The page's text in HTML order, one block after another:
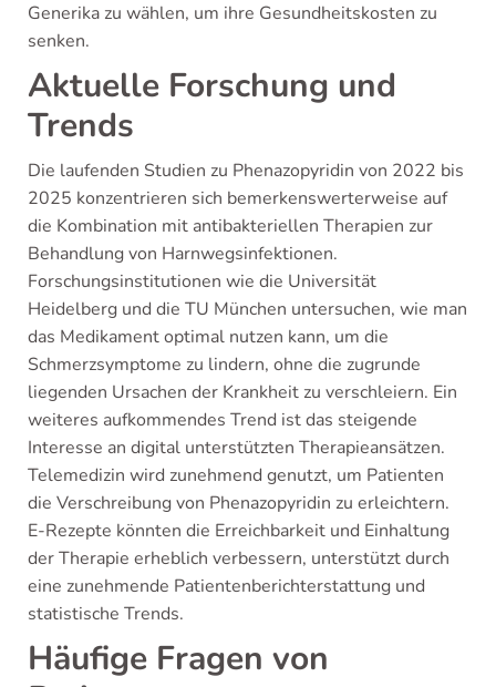
Generika zu wählen, um ihre Gesundheitskosten zu
senken.
Aktuelle Forschung und
Trends
Die laufenden Studien zu Phenazopyridin von 2022 bis
2025 konzentrieren sich bemerkenswerterweise auf
die Kombination mit antibakteriellen Therapien zur
Behandlung von Harnwegsinfektionen.
Forschungsinstitutionen wie die Universität
Heidelberg und die TU München untersuchen, wie man
das Medikament optimal nutzen kann, um die
Schmerzsymptome zu lindern, ohne die zugrunde
liegenden Ursachen der Krankheit zu verschleiern. Ein
weiteres aufkommendes Trend ist das steigende
Interesse an digital unterstützten Therapieansätzen.
Telemedizin wird zunehmend genutzt, um Patienten
die Verschreibung von Phenazopyridin zu erleichtern.
E-Rezepte könnten die Erreichbarkeit und Einhaltung
der Therapie erheblich verbessern, unterstützt durch
eine zunehmende Patientenberichterstattung und
statistische Trends.
Häufige Fragen von